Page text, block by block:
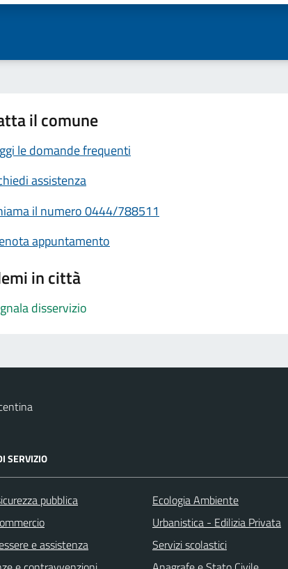
il comune
le domande frequenti
assistenza
il numero 0444/788511
appuntamento
in città
disservizio
SERVIZIO
pubblica
e assistenza
Ecologia Ambiente
Urbanistica - Edilizia Privata
Servizi scolastici